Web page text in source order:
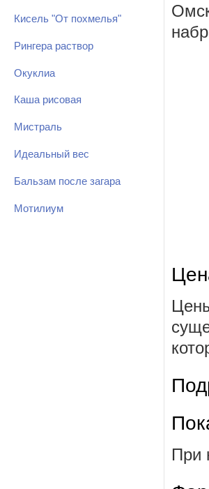
Кисель "От похмелья"
Рингера раствор
Окуклиа
Каша рисовая
Мистраль
Идеальный вес
Бальзам после загара
Мотилиум
При